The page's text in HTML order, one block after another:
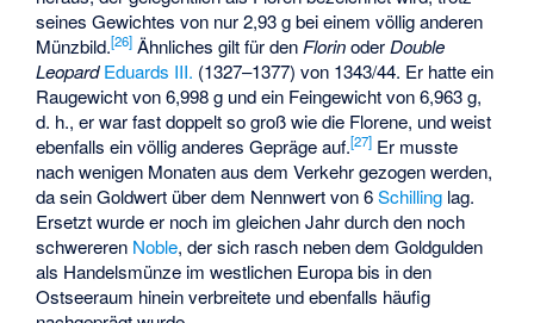
seines Gewichtes von nur 2,93 g bei einem völlig anderen
Münzbild.[26] Ähnliches gilt für den FlorinoderDouble
Leopard Eduards III. (1327–1377) von 1343/44. Er hatte ein
Raugewicht von 6,998 g und ein Feingewicht von 6,963 g,
d. h., er war fast doppelt so groß wie die Florene, und weist
ebenfalls ein völlig anderes Gepräge auf.[27] Er musste
nach wenigen Monaten aus dem Verkehr gezogen werden,
da sein Goldwert über dem Nennwert von 6Schilling lag.
Ersetzt wurde er noch im gleichen Jahr durch den noch
schwereren Noble, der sich rasch neben dem Goldgulden
als Handelsmünze im westlichen Europa bis in den
Ostseeraum hinein verbreitete und ebenfalls häufig